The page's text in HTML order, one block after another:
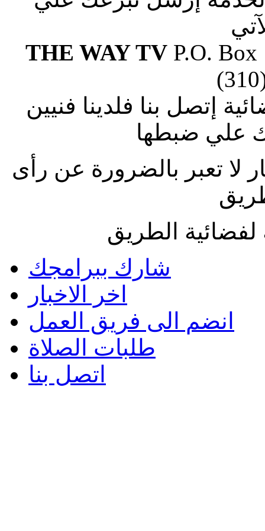
THE WAY TVP.O. Box
إتصل بنا فلدينا فنيين
علي ضبطها
لا تعبر بالضرورة عن رأى
الطريق
شارك ببرامجك
اخر الاخبار
انضم الى فريق العمل
طلبات الصلاة
اتصل بنا